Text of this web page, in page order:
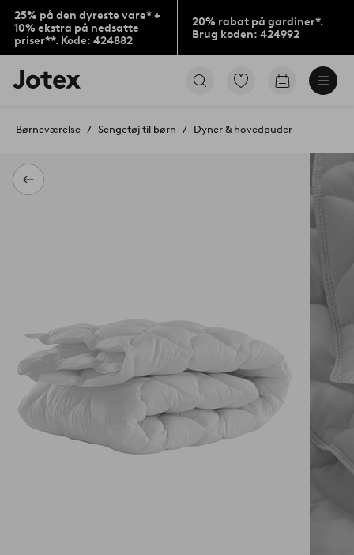
25% på den dyreste vare* +
10% ekstra på nedsatte
priser**. Kode: 424882
20% rabat på gardiner*.
Brug koden: 424992
Jotex
logo
til
Gå
produkter
Gå
Tilbage
Børneværelse Sengetøj til børn Dyner & hovedpuder